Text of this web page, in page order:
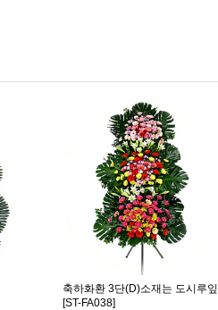
축하화환 3단(D)소재는 도시루잎
[ST-FA038]